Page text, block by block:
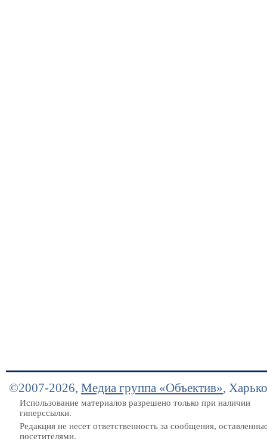
©2007-2026, Медиа группа «Объектив»,
Использование материалов разрешено только при наличии
гиперссылки.
Редакция не несет ответственность за сообщения,
посетителями.